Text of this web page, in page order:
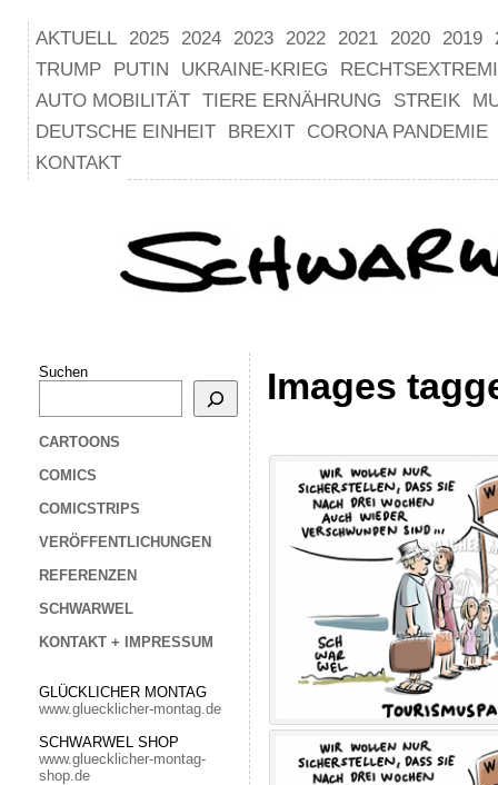
AKTUELL 2025 2024 2023 2022 2021 2020 2019
TRUMP
PUTIN UKRAINE-KRIEG
AUTO MOBILITÄT TIERE ERNÄHRUNG STREIK
DEUTSCHE EINHEIT
BREXIT
CORONA PANDEMIE
KONTAKT
Suchen
CARTOONS
COMICS
COMICSTRIPS
VERÖFFENTLICHUNGEN
REFERENZEN
SCHWARWEL
KONTAKT + IMPRESSUM
GLÜCKLICHER MONTAG
www.gluecklicher-montag.de
SCHWARWEL SHOP
www.gluecklicher-montag-
shop.de
Images